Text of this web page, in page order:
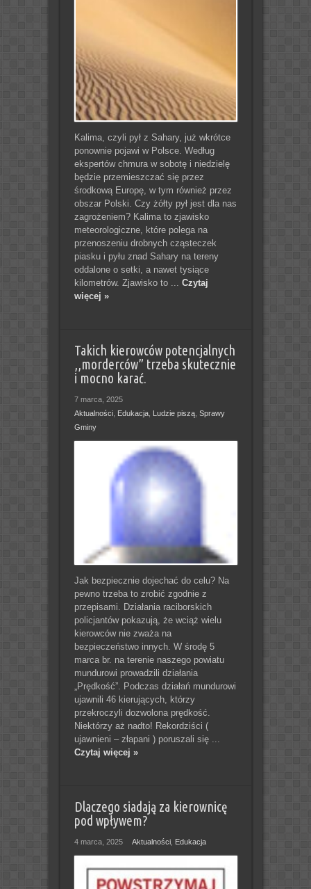
Kalima, czyli pył z Sahary, już wkrótce
ponownie pojawi w Polsce. Według
ekspertów chmura w sobotę i niedzielę
będzie przemieszczać się przez
środkową Europę, w tym również przez
obszar Polski. Czy żółty pył jest dla nas
zagrożeniem? Kalima to zjawisko
meteorologiczne, które polega na
przenoszeniu drobnych cząsteczek
piasku i pyłu znad Sahary na tereny
oddalone o setki, a nawet tysiące
kilometrów. Zjawisko to ... Czytaj
więcej »
Takich kierowców potencjalnych
,,morderców” trzeba skutecznie
i mocno karać.
7 marca, 2025
Aktualności, Edukacja, Ludzie piszą, Sprawy
Gminy
Jak bezpiecznie dojechać do celu? Na
pewno trzeba to zrobić zgodnie z
przepisami. Działania raciborskich
policjantów pokazują, że wciąż wielu
kierowców nie zważa na
bezpieczeństwo innych. W środę 5
marca br. na terenie naszego powiatu
mundurowi prowadzili działania
„Prędkość”. Podczas działań mundurowi
ujawnili 46 kierujących, którzy
przekroczyli dozwolona prędkość.
Niektórzy aż nadto! Rekordziści (
ujawnieni – złapani ) poruszali się ...
Czytaj więcej »
Dlaczego siadają za kierownicę
pod wpływem?
4 marca, 2025 Aktualności, Edukacja